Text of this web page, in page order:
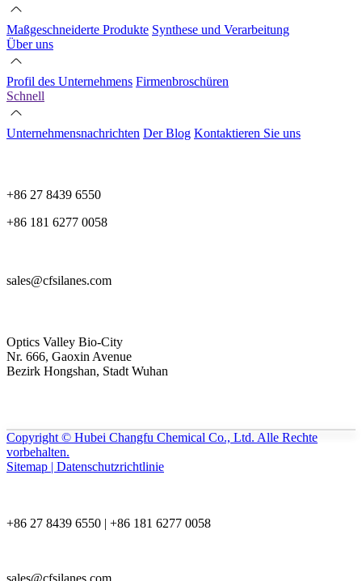
Maßgeschneiderte Produkte Synthese und Verarbeitung
Über uns
Profil des Unternehmens Firmenbroschüren
Schnell
Unternehmensnachrichten Der Blog Kontaktieren Sie uns
+86 27 8439 6550
+86 181 6277 0058
sales@cfsilanes.com
Optics Valley Bio-City
Nr. 666, Gaoxin Avenue
Bezirk Hongshan, Stadt Wuhan
Copyright © Hubei Changfu Chemical Co., Ltd. Alle Rechte
vorbehalten.
Sitemap | Datenschutzrichtlinie
+86 27 8439 6550 | +86 181 6277 0058
sales@cfsilanes.com